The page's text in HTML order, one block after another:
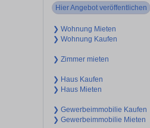
Hier Angebot veröffentlichen
❯ Wohnung Mieten
❯ Wohnung Kaufen
❯ Zimmer mieten
❯ Haus Kaufen
❯ Haus Mieten
❯ Gewerbeimmobilie Kaufen
❯ Gewerbeimmobilie Mieten